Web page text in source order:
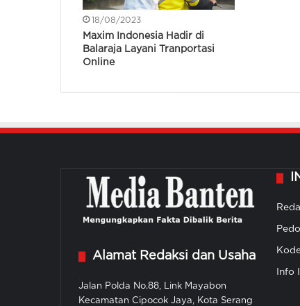
18/08/2023
Maxim Indonesia Hadir di
Balaraja Layani Tranportasi
Online
Alamat Redaksi dan Usaha
Jalan Polda No.88, Link Mayabon
Kecamatan Cipocok Jaya, Kota Serang
Info